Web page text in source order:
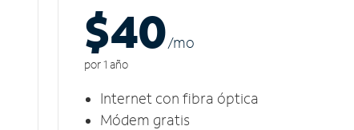
$40/mo
por 1 año
Internet con fibra óptica
Módem gratis